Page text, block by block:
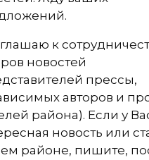
к
новостей
прессы,
авторов и
района). Если у
новость или
районе, пишите,